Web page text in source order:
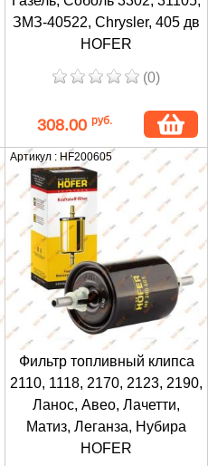
ЗМЗ-40522, Chrysler, 405 дв
HOFER
(0)
308.00 руб.
Артикул : HF200605
Фильтр топливный клипса
2110, 1118, 2170, 2123, 2190,
Ланос, Авео, Лачетти,
Матиз, Леганза, Нубира
HOFER